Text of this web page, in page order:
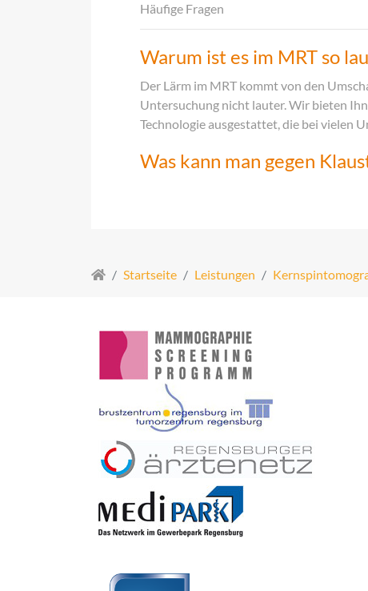
Häufige Fragen
Warum ist es im MRT so
Der Lärm im MRT kommt von den
Untersuchung nicht lauter. Wir bieten
Technologie ausgestattet, die bei vielen
Was kann man gegen
Startseite Leistungen